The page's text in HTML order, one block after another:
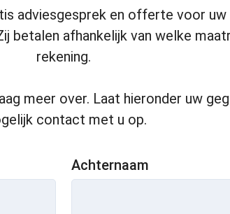
adviesgesprek en offerte voor
betalen afhankelijk van welke
rekening.
meer over. Laat hieronder uw
contact met u op.
Achternaam